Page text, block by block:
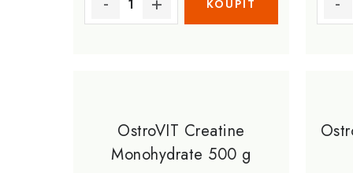
OstroVIT Creatine
Monohydrate 500 g